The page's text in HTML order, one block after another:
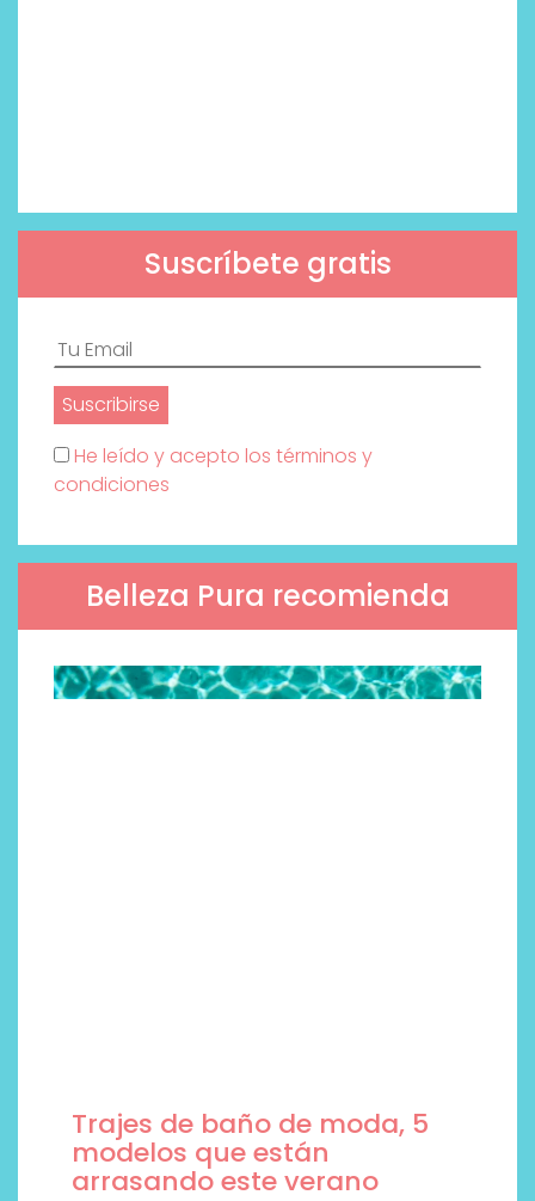
Suscríbete gratis
He leído y acepto los términos y
condiciones
Belleza Pura recomienda
Trajes de baño de moda, 5
modelos que están
arrasando este verano